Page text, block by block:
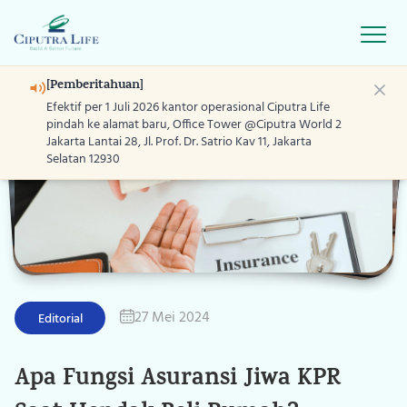
[Pemberitahuan]
Efektif per 1 Juli 2026 kantor operasional Ciputra Life
pindah ke alamat baru, Office Tower @Ciputra World 2
Jakarta Lantai 28, Jl. Prof. Dr. Satrio Kav 11, Jakarta
Selatan 12930
Home
Produk
Layanan
Program
Blog
05 Jan 2026
Editorial 27 Mei 2024
Apa Fungsi Asuransi Jiwa KPR
16 Okt 2024
08 Mei 2019
12 Mei 2023